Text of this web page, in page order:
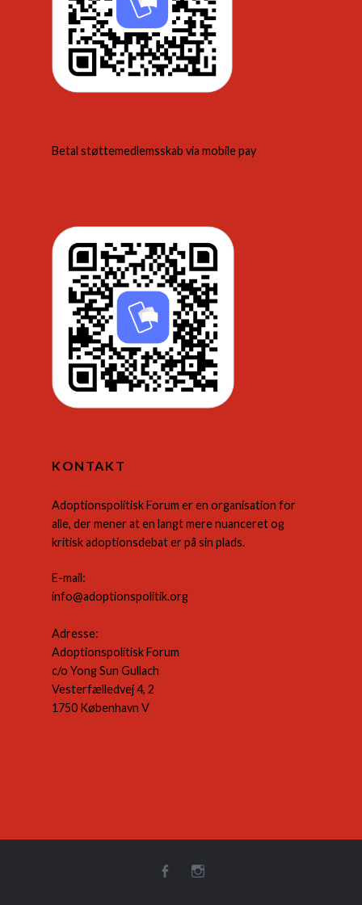
Betal støttemedlemsskab via mobile pay
KONTAKT
Adoptionspolitisk Forum er en organisation for
alle, der mener at en langt mere nuanceret og
kritisk adoptionsdebat er på sin plads.
E-mail:
info@adoptionspolitik.org
Adresse:
Adoptionspolitisk Forum
c/o Yong Sun Gullach
Vesterfælledvej 4, 2
1750 København V
FacebookInstagram